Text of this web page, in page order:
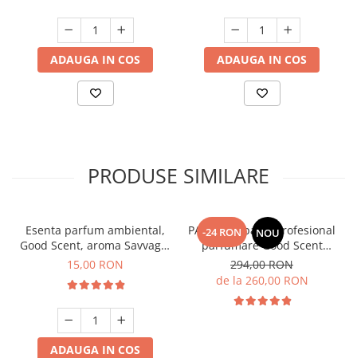
ADAUGA IN COS ADAUGA IN COS
PRODUSE SIMILARE
Esenta parfum ambiental,
Good Scent, aroma Savvage,
10 g
15,00 RON
ADAUGA IN COS
-24 RON NOU
PACHET: Aparat profesional
parfumare Good Scent
Aroma Car Diffuser, cu
baterie interna, negru si 5
rezerve incluse
294,00 RON
de la 260,00 RON